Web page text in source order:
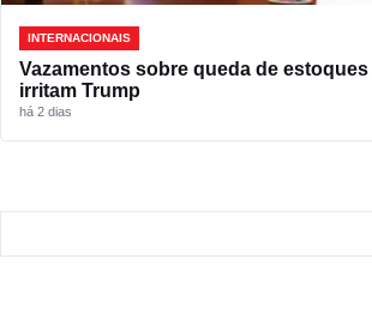
INTERNACIONAIS
Vazamentos sobre queda de
irritam Trump
há 2 dias